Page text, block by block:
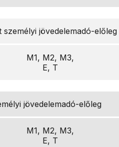
jövedelemadó-előleg
M1, M2, M3,
E, T
jövedelemadó-előleg
M1, M2, M3,
E, T